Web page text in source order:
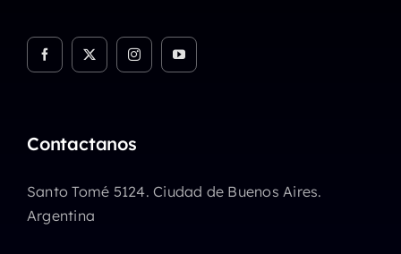
Contactanos
Santo Tomé 5124. Ciudad de Buenos Aires.
Argentina